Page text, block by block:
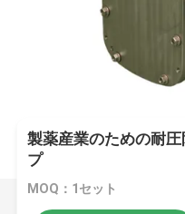
製薬産業のための耐
プ
MOQ：1セット